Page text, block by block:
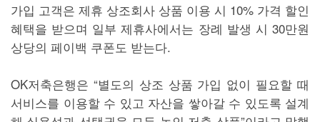
가입 고객은 제휴 상조회사 상품 이용 시 10% 가격 할인
혜택을 받으며 일부 제휴사에서는 장례 발생 시 30만원
상당의 페이백 쿠폰도 받는다.
OK저축은행은 “별도의 상조 상품 가입 없이 필요할 때
서비스를 이용할 수 있고 자산을 쌓아갈 수 있도록 설계